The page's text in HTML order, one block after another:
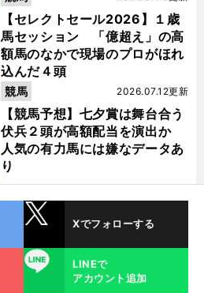
【セレクトセール2026】１歳
馬セッション 「億超え」の高
額馬のなかで現場のプロがほれ
込んだ４頭
【競馬予想】七夕賞は舞台合う
伏兵２頭が高額配当を演出か
人気の有力馬には嫌なデータあ
り
2026.07.12更新
競馬
Xでフォローする
LINE
LINEで
アカウント追加